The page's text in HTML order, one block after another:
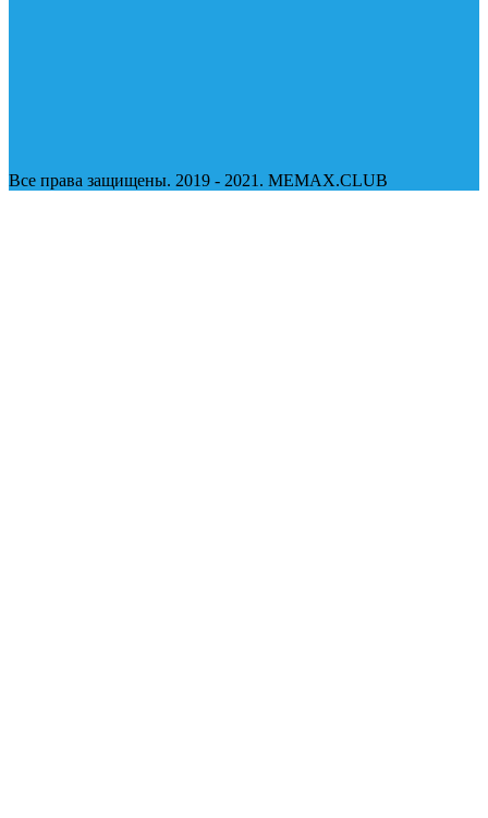
Все права защищены. 2019 - 2021. MEMAX.CLUB